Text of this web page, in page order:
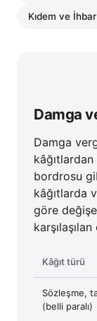
Kıdem ve
Damga
Damga
bordrosu
kâğıtlarda
göre
Kâğıt türü
Sözleşme,
(belli paralı)